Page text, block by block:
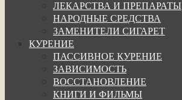
ЛЕКАРСТВА И ПРЕПАРАТЫ
НАРОДНЫЕ СРЕДСТВА
ЗАМЕНИТЕЛИ СИГАРЕТ
КУРЕНИЕ
ПАССИВНОЕ КУРЕНИЕ
ЗАВИСИМОСТЬ
ВОССТАНОВЛЕНИЕ
КНИГИ И ФИЛЬМЫ